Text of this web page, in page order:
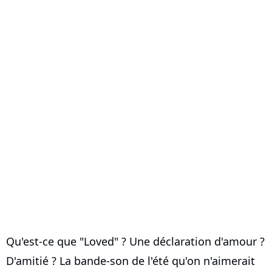
Qu'est-ce que "Loved" ? Une déclaration d'amour ?
D'amitié ? La bande-son de l'été qu'on n'aimerait